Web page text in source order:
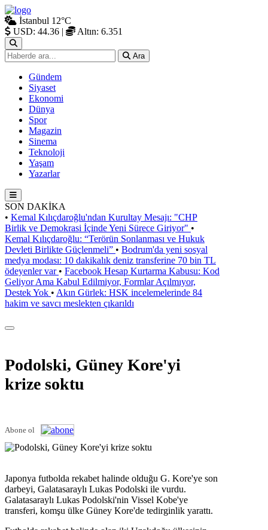
İstanbul 12°C
USD: 44.36 | Altın: 6.351
Ara
Gündem
Siyaset
Ekonomi
Dünya
Spor
Magazin
Sinema
Teknoloji
Yaşam
Yazarlar
SON DAKİKA
• Kemal Kılıçdaroğlu'ndan Kurultay Mesajı: "CHP
Birlik ve Demokrasi İçinde Yeni Sürece Giriyor" •
Kemal Kılıçdaroğlu: “Terörün Sonlanması ve Hukuk
Devleti Birlikte Güçlenmeli” • Bodrum'da yeni sosyal
medya modası: 10 dakikalık deniz transferine 70 bin TL
ödeyenler var • Facebook Hesap Kurtarma Kabusu: Kod
Geliyor Ama Kabul Edilmiyor, Formlar Açılmıyor,
Destek Yok • Akın Gürlek: HSK incelemelerinde 84
hakim ve savcı meslekten çıkarıldı
Podolski, Güney Kore'yi
krize soktu
Abone ol
Japonya futbolda rekabet halinde olduğu G. Kore'ye son
darbeyi, Galatasaraylı Lukas Podolski ile vurdu.
Galatasaraylı Lukas Podolski'nin Vissel Kobe'ye
transferi, komşu ülke Güney Kore'de tedirginlik yarattı.